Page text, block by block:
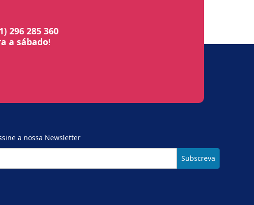
296 285 360
a sábado!
a nossa Newsletter
Subscreva